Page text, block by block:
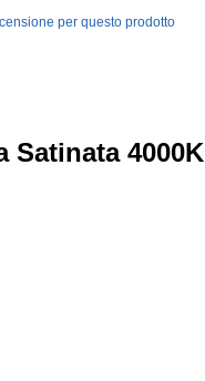
per questo prodotto
Satinata 4000K